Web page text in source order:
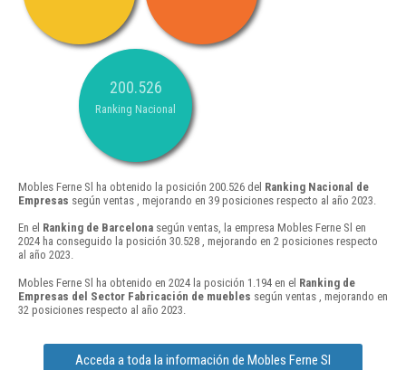
200.526
Ranking Nacional
Mobles Ferne Sl ha obtenido la posición 200.526 del Ranking Nacional de
Empresas según ventas , mejorando en 39 posiciones respecto al año 2023.
En el Ranking de Barcelona según ventas, la empresa Mobles Ferne Sl en
2024 ha conseguido la posición 30.528 , mejorando en 2 posiciones respecto
al año 2023.
Mobles Ferne Sl ha obtenido en 2024 la posición 1.194 en el Ranking de
Empresas del Sector Fabricación de muebles según ventas , mejorando en
32 posiciones respecto al año 2023.
Acceda a toda la información de Mobles Ferne Sl